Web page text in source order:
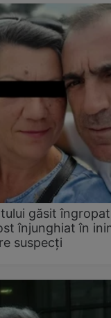
găsit
înjunghiat în
suspecți